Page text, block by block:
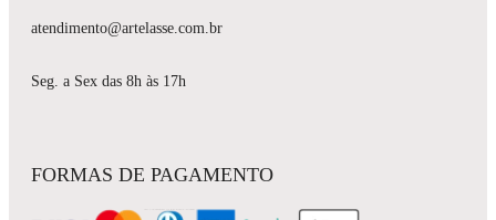
atendimento@artelasse.com.br
Seg. a Sex das 8h às 17h
FORMAS DE PAGAMENTO